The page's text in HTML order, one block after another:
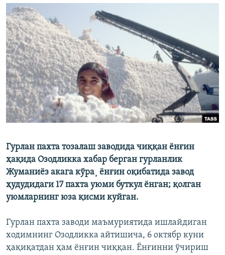
Озодлик бошқа тилларда
Гурлан пахта тозалаш заводида чиққан ëнғин
ҳақида Озодликка xабар берган гурланлик
Жуманиëз акага кўра¸ ëнғин оқибатида завод
ҳудудидаги 17 пахта уюми буткул ëнган; қолган
уюмларнинг юза қисми куйган.
Гурлан пахта заводи маъмуриятида ишлайдиган
ходимнинг Озодликка айтишича, 6 октябр куни
ҳақиқатдан ҳам ëнғин чиққан. Ëнғинни ўчириш